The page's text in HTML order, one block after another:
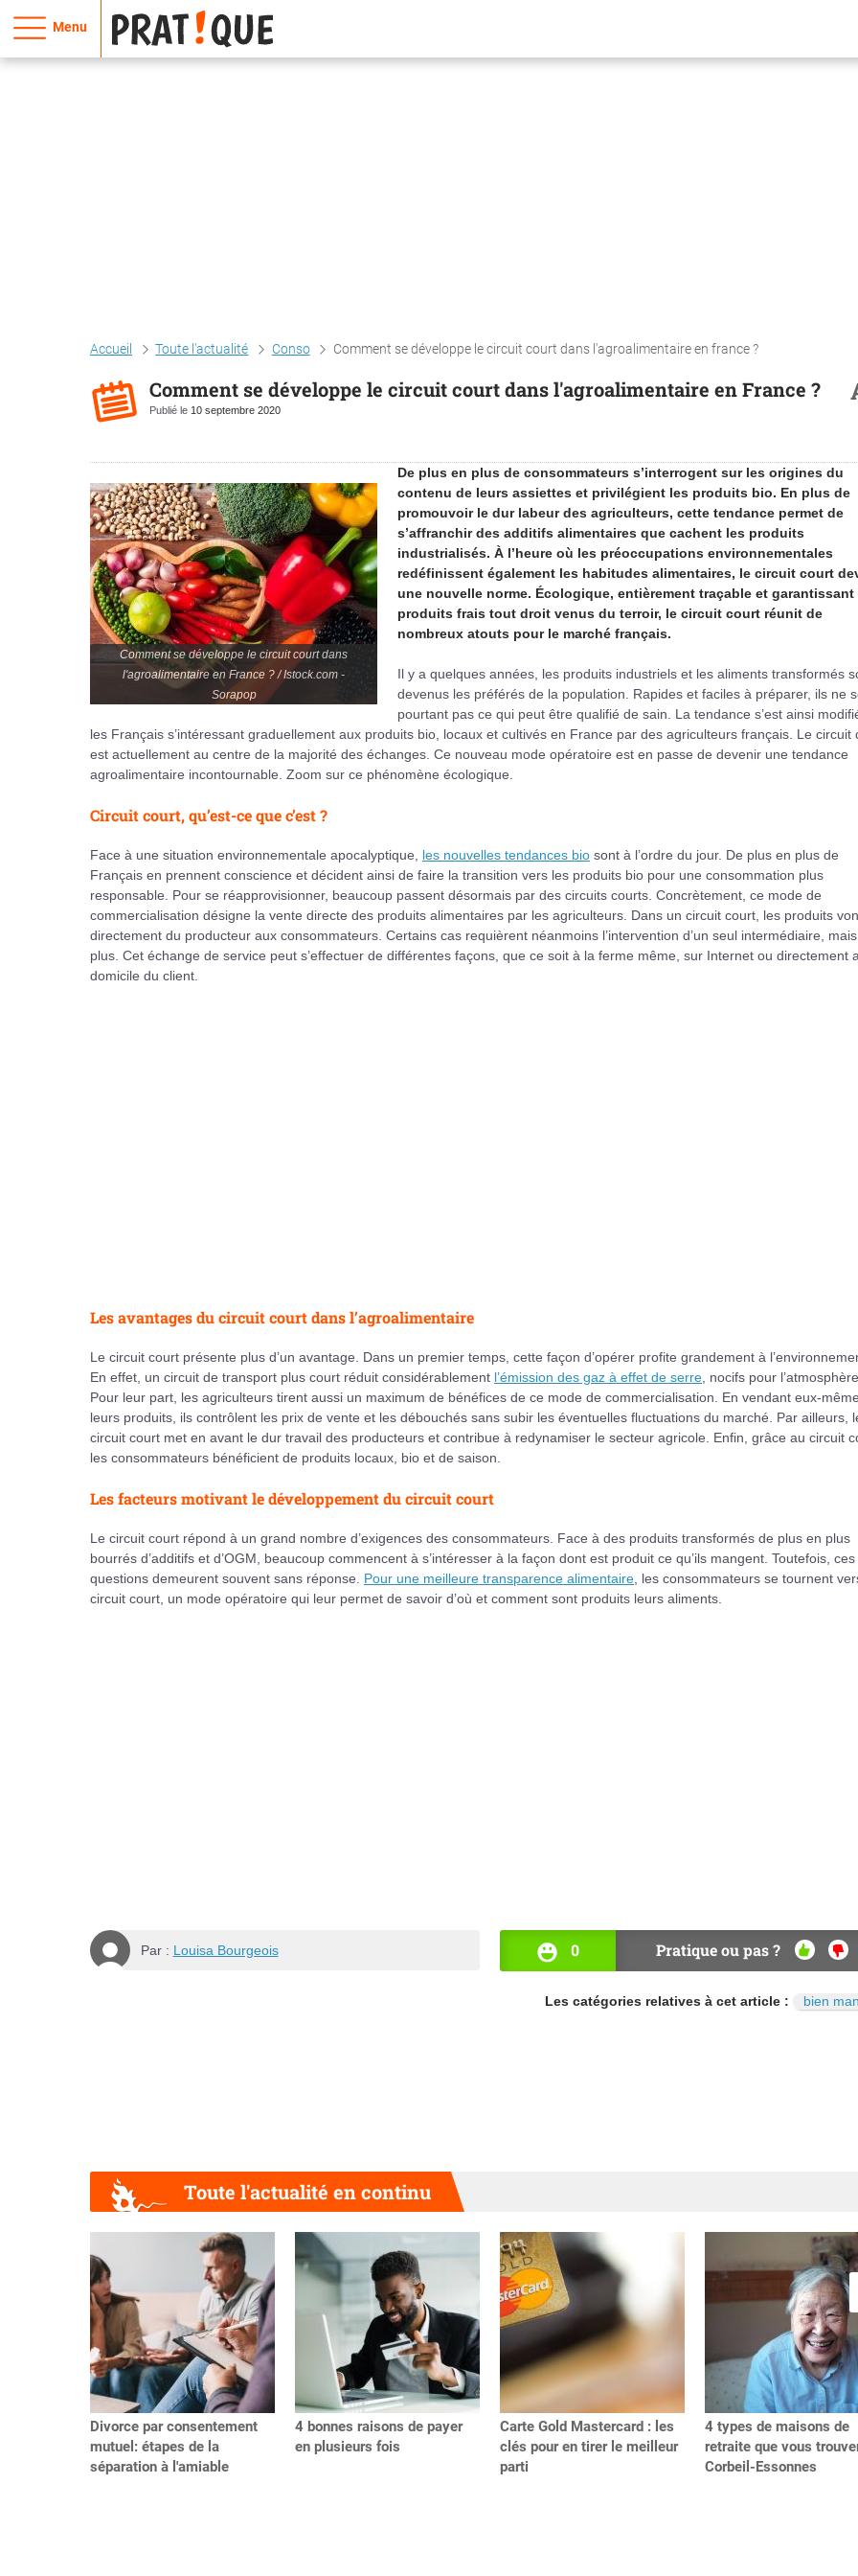
Menu
Accueil Toute l'actualité Conso Comment se développe le circuit court dans l'agroalimentaire en france ?
Comment se développe le circuit court dans l'agroalimentaire en France ?
Publié le 10 septembre 2020
Comment se développe le circuit court dans
l'agroalimentaire en France ? / Istock.com -
Sorapop
De plus en plus de consommateurs s’interrogent sur les origines du
contenu de leurs assiettes et privilégient les produits bio. En plus de
promouvoir le dur labeur des agriculteurs, cette tendance permet de
s’affranchir des additifs alimentaires que cachent les produits
industrialisés. À l’heure où les préoccupations environnementales
redéfinissent également les habitudes alimentaires, le circuit court
une nouvelle norme. Écologique, entièrement traçable et garantissant
produits frais tout droit venus du terroir, le circuit court réunit de
nombreux atouts pour le marché français.
Il y a quelques années, les produits industriels et les aliments transformés
devenus les préférés de la population. Rapides et faciles à préparer, ils ne
pourtant pas ce qui peut être qualifié de sain. La tendance s’est ainsi
les Français s’intéressant graduellement aux produits bio, locaux et cultivés en France par des agriculteurs français. Le circuit
est actuellement au centre de la majorité des échanges. Ce nouveau mode opératoire est en passe de devenir une tendance
agroalimentaire incontournable. Zoom sur ce phénomène écologique.
Circuit court, qu’est-ce que c’est ?
Face à une situation environnementale apocalyptique, les nouvelles tendances bio sont à l’ordre du jour. De plus en plus de
Français en prennent conscience et décident ainsi de faire la transition vers les produits bio pour une consommation plus
responsable. Pour se réapprovisionner, beaucoup passent désormais par des circuits courts. Concrètement, ce mode de
commercialisation désigne la vente directe des produits alimentaires par les agriculteurs. Dans un circuit court, les produits
directement du producteur aux consommateurs. Certains cas requièrent néanmoins l’intervention d’un seul intermédiaire,
plus. Cet échange de service peut s’effectuer de différentes façons, que ce soit à la ferme même, sur Internet ou directement
domicile du client.
Les avantages du circuit court dans l’agroalimentaire
Le circuit court présente plus d’un avantage. Dans un premier temps, cette façon d’opérer profite grandement à
En effet, un circuit de transport plus court réduit considérablement l’émission des gaz à effet de serre , nocifs pour l’atmosphère.
Pour leur part, les agriculteurs tirent aussi un maximum de bénéfices de ce mode de commercialisation. En vendant eux-
leurs produits, ils contrôlent les prix de vente et les débouchés sans subir les éventuelles fluctuations du marché. Par ailleurs,
circuit court met en avant le dur travail des producteurs et contribue à redynamiser le secteur agricole. Enfin, grâce au circuit
les consommateurs bénéficient de produits locaux, bio et de saison.
Les facteurs motivant le développement du circuit court
Le circuit court répond à un grand nombre d’exigences des consommateurs. Face à des produits transformés de plus en plus
bourrés d’additifs et d’OGM, beaucoup commencent à s’intéresser à la façon dont est produit ce qu’ils mangent. Toutefois, ces
questions demeurent souvent sans réponse. Pour une meilleure transparence alimentaire , les consommateurs se tournent
circuit court, un mode opératoire qui leur permet de savoir d’où et comment sont produits leurs aliments.
Par : Louisa Bourgeois 0 Pratique ou pas ?
OUI NON
Les catégories relatives à cet article : bien
Toute l'actualité en continu
Divorce par consentement
mutuel: étapes de la
séparation à l'amiable
4 bonnes raisons de payer
en plusieurs fois
Carte Gold Mastercard : les
clés pour en tirer le meilleur
parti
4 types de maisons de
retraite que vous
Corbeil-Essonnes
Précédent